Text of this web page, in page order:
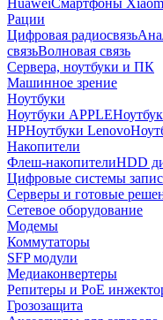
HuaweiСмартфоны
Рации
Цифровая радиосвязь
связьВолновая связь
Сервера, ноутбуки и ПК
Машинное зрение
Ноутбуки
Ноутбуки APPLE
HPНоутбуки Lenovo
Накопители
Флеш-накопителиHDD
Цифровые системы
Серверы и готовые
Сетевое оборудование
Модемы
Коммутаторы
SFP модули
Медиаконвертеры
Репитеры и PoE
Грозозащита